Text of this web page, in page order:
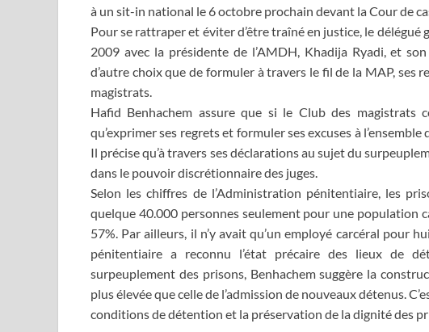
à un sit-in national le 6 octobre prochain devant la Cour de
Pour se rattraper et éviter d’être traîné en justice, le délégué
2009 avec la présidente de l’AMDH, Khadija Ryadi, et
d’autre choix que de formuler à travers le fil de la MAP, ses
magistrats.
Hafid Benhachem assure que si le Club des magistrats
qu’exprimer ses regrets et formuler ses excuses à
Il précise qu’à travers ses déclarations au sujet du
dans le pouvoir discrétionnaire des juges.
Selon les chiffres de l’Administration pénitentiaire, les
quelque 40.000 personnes seulement pour une population
57%. Par ailleurs, il n’y avait qu’un employé carcéral pour
pénitentiaire a reconnu l’état précaire des lieux de
surpeuplement des prisons, Benhachem suggère la
plus élevée que celle de l’admission de nouveaux détenus.
conditions de détention et la préservation de la dignité des